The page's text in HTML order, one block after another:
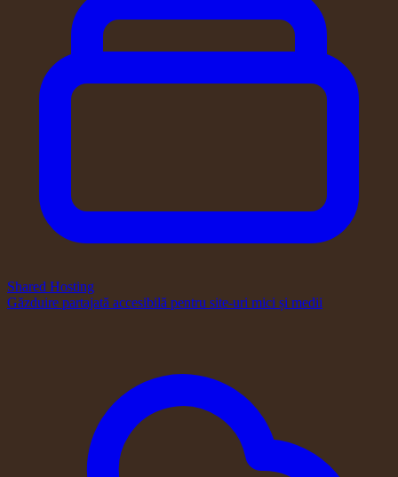
Shared Hosting
Găzduire partajată accesibilă pentru site-uri mici și medii